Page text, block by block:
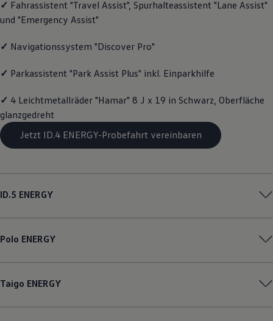
Magazin
Lifestyle
Familie
Pannen- und Unfallhilfe
✓ Fahrassistent "Travel Assist", Spurhalteassistent "Lane Assist"
und "Emergency Assist"
✓ Navigationssystem "Discover Pro"
✓ Parkassistent "Park Assist Plus" inkl. Einparkhilfe
✓ 4 Leichtmetallräder "Hamar" 8 J x 19 in Schwarz, Oberfläche
glanzgedreht
Jetzt ID.4 ENERGY-Probefahrt vereinbaren
ID.5 ENERGY
Polo ENERGY
Taigo ENERGY